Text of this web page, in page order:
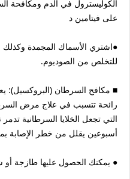
الكوليسترول في الدم ومكافحة
على فيتامين د
●اشتري الأسماك المجمدة
للتخلص من الصوديوم.
■ مكافح السرطان (البروكسيل):
رائحة تتسبب في علاج مرض
التي تجعل الخلايا السرطانية
أسبوعين يقلل من خطر الإصابة
● يمكنك الحصول عليها طازجة أو